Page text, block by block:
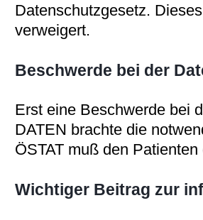
Datenschutzgesetz.
verweigert.
Beschwerde bei der
Erst eine Beschwerde bei
DATEN brachte die
ÖSTAT muß den
Wichtiger Beitrag zur